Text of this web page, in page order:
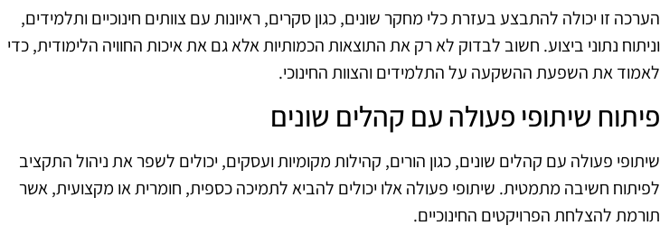
הערכה זו יכולה להתבצע בעזרת כלי מחקר שונים, כגון סקרים, ראיונות עם צוותים חינוכיים ותלמידים,
וניתוח נתוני ביצוע. חשוב לבדוק לא רק את התוצאות הכמותיות אלא גם את איכות החוויה הלימודית, כדי
לאמוד את השפעת ההשקעה על התלמידים והצוות החינוכי.
פיתוח שיתופי פעולה עם קהלים שונים
שיתופי פעולה עם קהלים שונים, כגון הורים, קהילות מקומיות ועסקים, יכולים לשפר את ניהול התקציב
לפיתוח חשיבה מתמטית. שיתופי פעולה אלו יכולים להביא לתמיכה כספית, חומרית או מקצועית, אשר
תורמת להצלחת הפרויקטים החינוכיים.